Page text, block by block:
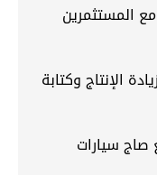
المستثمرين
الإنتاج وكتابة
صاج سيارات